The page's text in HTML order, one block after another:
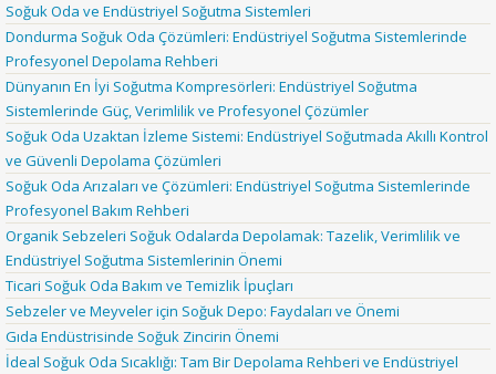
Soğuk Oda ve Endüstriyel Soğutma Sistemleri
Dondurma Soğuk Oda Çözümleri: Endüstriyel Soğutma Sistemlerinde
Profesyonel Depolama Rehberi
Dünyanın En İyi Soğutma Kompresörleri: Endüstriyel Soğutma
Sistemlerinde Güç, Verimlilik ve Profesyonel Çözümler
Soğuk Oda Uzaktan İzleme Sistemi: Endüstriyel Soğutmada Akıllı Kontrol
ve Güvenli Depolama Çözümleri
Soğuk Oda Arızaları ve Çözümleri: Endüstriyel Soğutma Sistemlerinde
Profesyonel Bakım Rehberi
Organik Sebzeleri Soğuk Odalarda Depolamak: Tazelik, Verimlilik ve
Endüstriyel Soğutma Sistemlerinin Önemi
Ticari Soğuk Oda Bakım ve Temizlik İpuçları
Sebzeler ve Meyveler için Soğuk Depo: Faydaları ve Önemi
Gıda Endüstrisinde Soğuk Zincirin Önemi
İdeal Soğuk Oda Sıcaklığı: Tam Bir Depolama Rehberi ve Endüstriyel